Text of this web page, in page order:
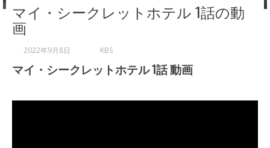
マイ・シークレットホテル 1話の動
画
2022年9月8日 KBS
マイ・シークレットホテル 1話 動画